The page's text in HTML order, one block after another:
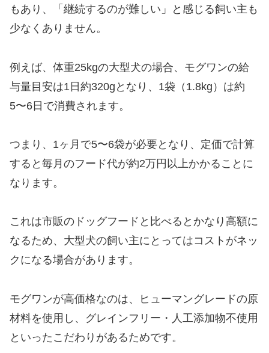
もあり、「継続するのが難しい」と感じる飼い主も
少なくありません。
例えば、体重25kgの大型犬の場合、モグワンの給
与量目安は1日約320gとなり、1袋（1.8kg）は約
5〜6日で消費されます。
つまり、1ヶ月で5〜6袋が必要となり、定価で計算
すると毎月のフード代が約2万円以上かかることに
なります。
これは市販のドッグフードと比べるとかなり高額に
なるため、大型犬の飼い主にとってはコストがネッ
クになる場合があります。
モグワンが高価格なのは、ヒューマングレードの原
材料を使用し、グレインフリー・人工添加物不使用
といったこだわりがあるためです。